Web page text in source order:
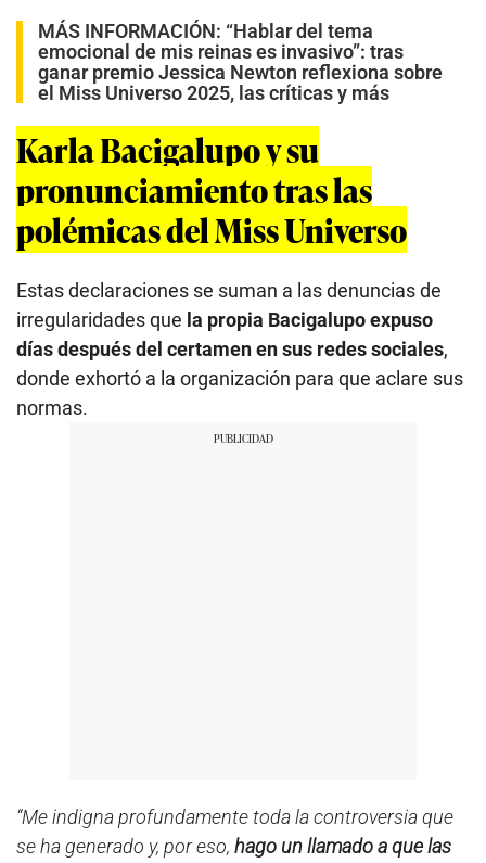
MÁS INFORMACIÓN: “Hablar del tema
emocional de mis reinas es invasivo”: tras
ganar premio Jessica Newton reflexiona sobre
el Miss Universo 2025, las críticas y más
Karla Bacigalupo y su
pronunciamiento tras las
polémicas del Miss Universo
Estas declaraciones se suman a las denuncias de
irregularidades que la propia Bacigalupo expuso
días después del certamen en sus redes sociales,
donde exhortó a la organización para que aclare sus
normas.
“Me indigna profundamente toda la controversia que
se ha generado y, por eso, hago un llamado a que las